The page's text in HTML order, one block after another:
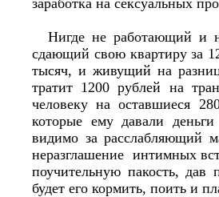
заработка на сексуальных
Нигде не работающий и
сдающий свою квартиру за
тысяч, и живущий на
тратит 1200 рублей на
человеку на оставшиеся
которые ему давали
видимо за расслабляющий
неразглашение интимных
поучительную пакость,
будет его кормить, поить и